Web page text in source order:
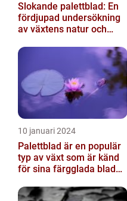
Slokande palettblad: En
fördjupad undersökning
av växtens natur och
10 januari 2024
Palettblad är en populär
typ av växt som är känd
för sina färgglada blad
egenskaper...